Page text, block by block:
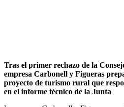
Tras el primer rechazo de la
empresa Carbonell y Figueras
proyecto de turismo rural que
en el informe técnico de la Junta